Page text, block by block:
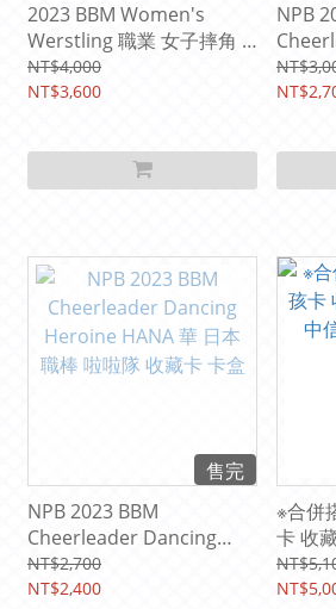
2023 BBM Women's
Werstling 職業 女子摔角 -
AMBITIOUS 雄心 系列 收藏
卡 卡盒
NT$4,000
NT$3,600
NPB
啦啦隊
售完
NPB 2023 BBM
Cheerleader Dancing
Heroine HANA 華 日本職
棒 啦啦隊 收藏卡 卡盒
NT$2,700
NT$2,400
※合併
卡 收
兄弟